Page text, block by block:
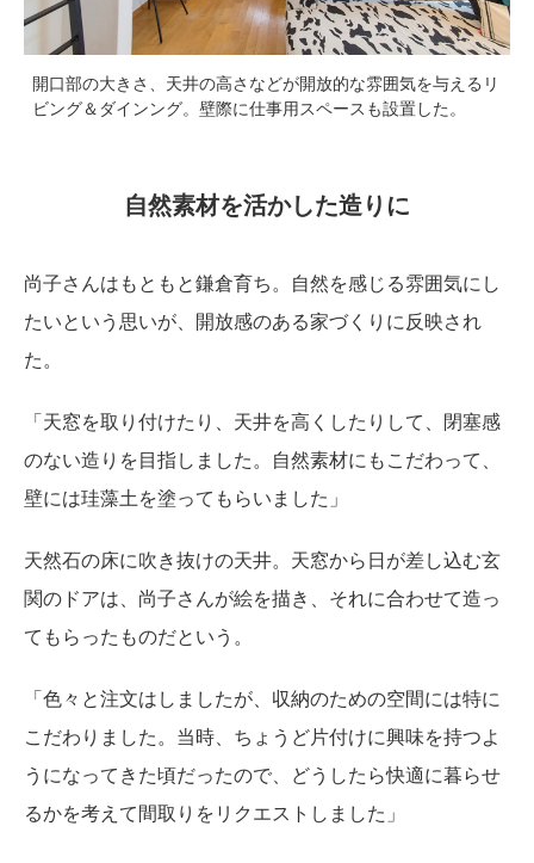
開口部の大きさ、天井の高さなどが開放的な雰囲気を与えるリ
ビング＆ダインング。壁際に仕事用スペースも設置した。
自然素材を活かした造りに
尚子さんはもともと鎌倉育ち。自然を感じる雰囲気にし
たいという思いが、開放感のある家づくりに反映され
た。
「天窓を取り付けたり、天井を高くしたりして、閉塞感
のない造りを目指しました。自然素材にもこだわって、
壁には珪藻土を塗ってもらいました」
天然石の床に吹き抜けの天井。天窓から日が差し込む玄
関のドアは、尚子さんが絵を描き、それに合わせて造っ
てもらったものだという。
「色々と注文はしましたが、収納のための空間には特に
こだわりました。当時、ちょうど片付けに興味を持つよ
うになってきた頃だったので、どうしたら快適に暮らせ
るかを考えて間取りをリクエストしました」